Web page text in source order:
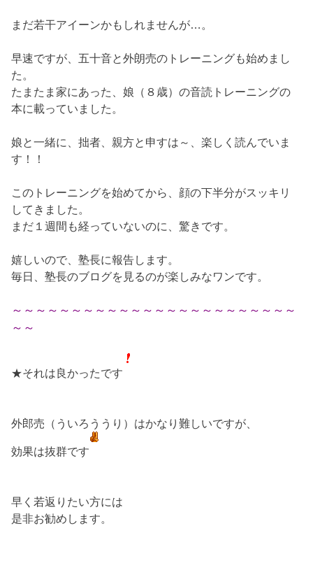
まだ若干アイーンかもしれませんが…。
早速ですが、五十音と外朗売のトレーニングも始めまし
た。
たまたま家にあった、娘（８歳）の音読トレーニングの
本に載っていました。
娘と一緒に、拙者、親方と申すは～、楽しく読んでいま
す！！
このトレーニングを始めてから、顔の下半分がスッキリ
してきました。
まだ１週間も経っていないのに、驚きです。
嬉しいので、塾長に報告します。
毎日、塾長のブログを見るのが楽しみなワンです。
～～～～～～～～～～～～～～～～～～～～～～～～
～～
★それは良かったです
外郎売（ういろううり）はかなり難しいですが、
効果は抜群です
早く若返りたい方には
是非お勧めします。